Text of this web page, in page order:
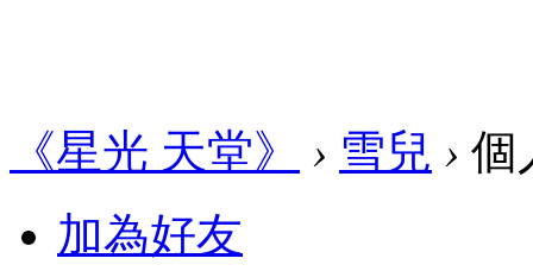
《星光 天堂》 › 雪兒 › 個
加為好友